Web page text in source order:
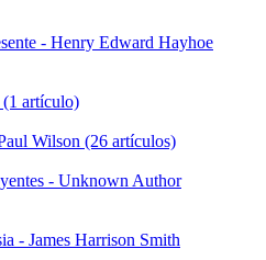
- Henry Edward Hayhoe
artículo)
Wilson (26 artículos)
- Unknown Author
- James Harrison Smith